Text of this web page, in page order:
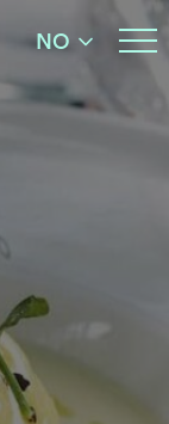
NO